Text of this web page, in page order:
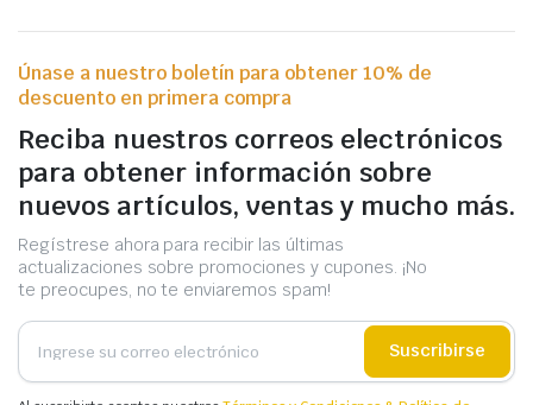
Únase a nuestro boletín para obtener 10% de
descuento en primera compra
Reciba nuestros correos electrónicos
para obtener información sobre
nuevos artículos, ventas y mucho más.
Regístrese ahora para recibir las últimas
actualizaciones sobre promociones y cupones. ¡No
te preocupes, no te enviaremos spam!
Suscribirse